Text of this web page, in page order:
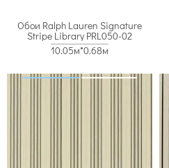
Обои Ralph Lauren Signature
Stripe Library PRL050-02
10.05м*0.68м